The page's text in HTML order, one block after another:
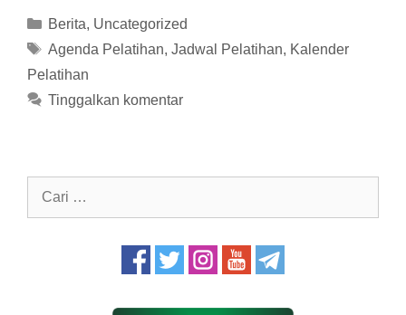
Kategori
Berita, Uncategorized
Tag
Agenda Pelatihan, Jadwal Pelatihan, Kalender
Pelatihan
Tinggalkan komentar